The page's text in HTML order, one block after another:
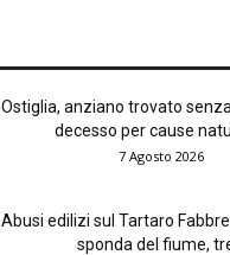
Ostiglia, anziano trovato
decesso per cause
7 Agosto 2026
Abusi edilizi sul Tartaro
sponda del fiume,